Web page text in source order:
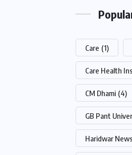
Care (1)
Care Health
CM Dhami (4)
GB Pant
Haridwar News